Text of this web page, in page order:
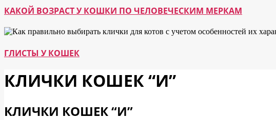
КАКОЙ ВОЗРАСТ У КОШКИ ПО ЧЕЛОВЕЧЕСКИМ МЕРКАМ
ГЛИСТЫ У КОШЕК
КЛИЧКИ КОШЕК “И”
КЛИЧКИ КОШЕК “И”